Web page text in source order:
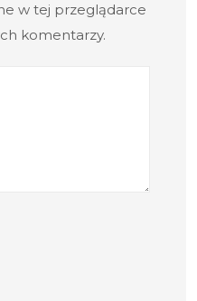
w tej przeglądarce
komentarzy.